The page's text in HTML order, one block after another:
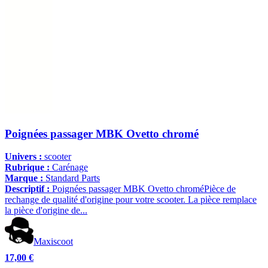
Poignées passager MBK Ovetto chromé
Univers : scooter
Rubrique : Carénage
Marque : Standard Parts
Descriptif : Poignées passager MBK Ovetto chroméPièce de
rechange de qualité d'origine pour votre scooter. La pièce remplace
la pièce d'origine de...
Maxiscoot
17,00 €